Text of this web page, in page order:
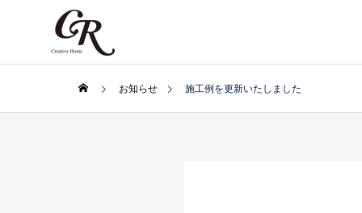
お知らせ 施工例を更新いたしました